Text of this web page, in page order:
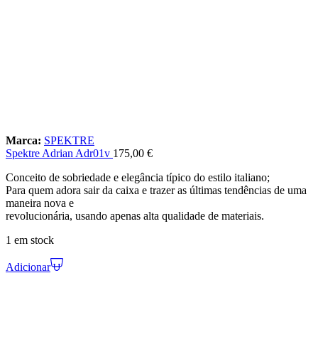
Marca: SPEKTRE
Spektre Adrian Adr01v 175,00 €
Conceito de sobriedade e elegância típico do estilo italiano;
Para quem adora sair da caixa e trazer as últimas tendências de uma
maneira nova e
revolucionária, usando apenas alta qualidade de materiais.
1 em stock
Adicionar